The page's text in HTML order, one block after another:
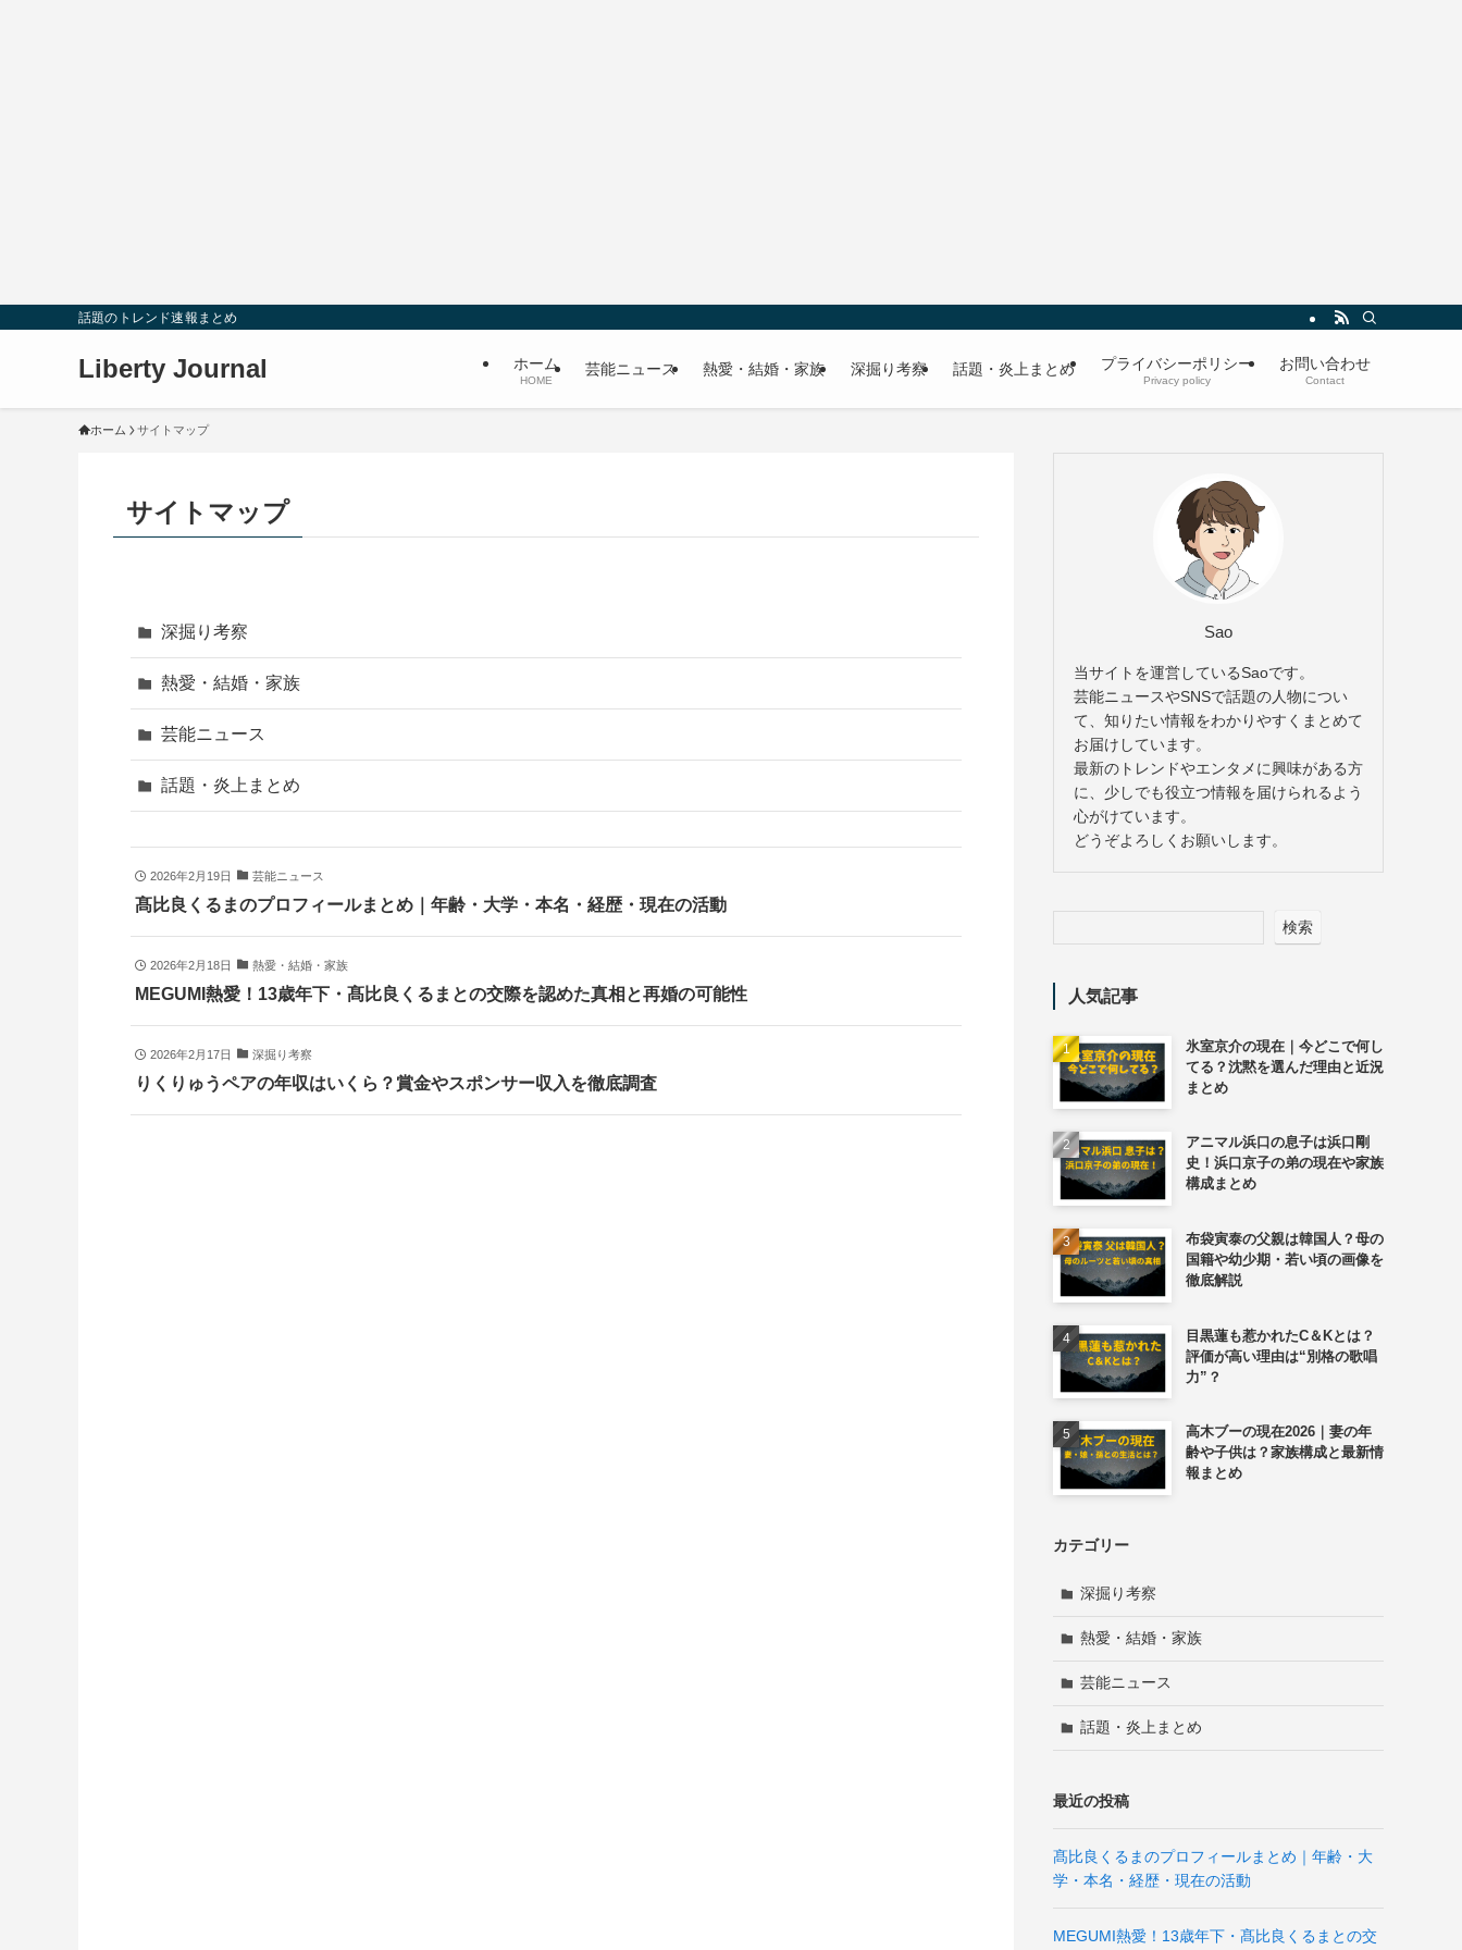
話題のトレンド速報まとめ
Liberty Journal ホーム
HOME
芸能ニュース 熱愛・結婚・家族 深掘り考察 話題・炎上まとめ プライバシーポリシー
Privacy policy
お問い合わせ
Contact
ホーム サイトマップ
サイトマップ
深掘り考察
熱愛・結婚・家族
芸能ニュース
話題・炎上まとめ
2026年2月19日 芸能ニュース
髙比良くるまのプロフィールまとめ｜年齢・大学・本名・経歴・現在の活動
2026年2月18日 熱愛・結婚・家族
MEGUMI熱愛！13歳年下・髙比良くるまとの交際を認めた真相と再婚の可能性
2026年2月17日 深掘り考察
りくりゅうペアの年収はいくら？賞金やスポンサー収入を徹底調査
Sao
当サイトを運営しているSaoです。
芸能ニュースやSNSで話題の人物につい
て、知りたい情報をわかりやすくまとめて
お届けしています。
最新のトレンドやエンタメに興味がある方
に、少しでも役立つ情報を届けられるよう
心がけています。
どうぞよろしくお願いします。
検索
人気記事
氷室京介の現在｜今どこで何し
てる？沈黙を選んだ理由と近況
まとめ
アニマル浜口の息子は浜口剛
史！浜口京子の弟の現在や家族
構成まとめ
布袋寅泰の父親は韓国人？母の
国籍や幼少期・若い頃の画像を
徹底解説
目黒蓮も惹かれたC＆Kとは？
評価が高い理由は“別格の歌唱
力”？
高木ブーの現在2026｜妻の年
齢や子供は？家族構成と最新情
報まとめ
カテゴリー
深掘り考察
熱愛・結婚・家族
芸能ニュース
話題・炎上まとめ
最近の投稿
髙比良くるまのプロフィールまとめ｜年齢・大
学・本名・経歴・現在の活動
MEGUMI熱愛！13歳年下・髙比良くるまとの交